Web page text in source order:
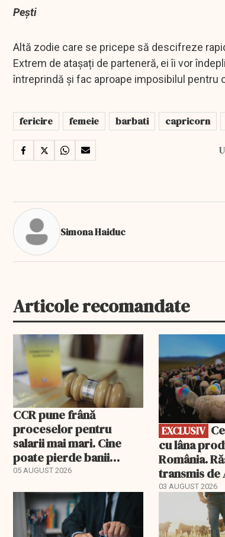
Pești
Altă zodie care se pricepe să descifreze
Extrem de atașați de parteneră, ei îi vor
întreprindă și fac aproape imposibilul
fericire femeie barbati capricorn
Simona Haiduc
Articole recomandate
CCR pune frână
proceselor pentru
salarii mai mari. Cine
poate pierde banii
ceruți statului
05 AUGUST 2026
EXCLUSIV
EXCLUSIV
cu lâna
România.
transmis de
03 AUGUST 2026